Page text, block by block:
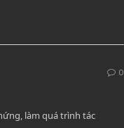
0
làm quá trình tác